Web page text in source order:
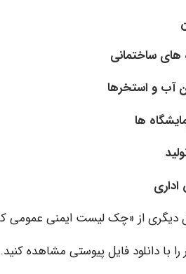
دیگری از «چک لیست ایمنی عمومی
دانلود فایل پیوستی مشاهده کنید.